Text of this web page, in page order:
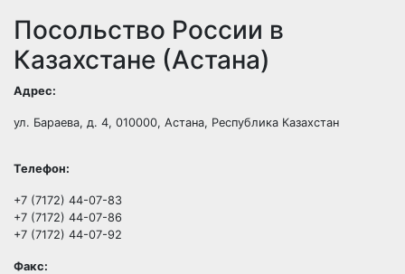
Посольство России в
Казахстане (Астана)
Адрес:
ул. Бараева, д. 4, 010000, Астана, Республика Казахстан
Телефон:
+7 (7172) 44-07-83
+7 (7172) 44-07-86
+7 (7172) 44-07-92
Факс: